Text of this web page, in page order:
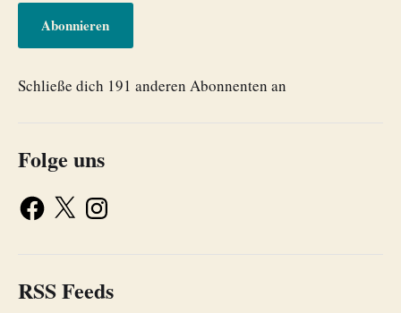
Abonnieren
Schließe dich 191 anderen Abonnenten an
Folge uns
RSS Feeds